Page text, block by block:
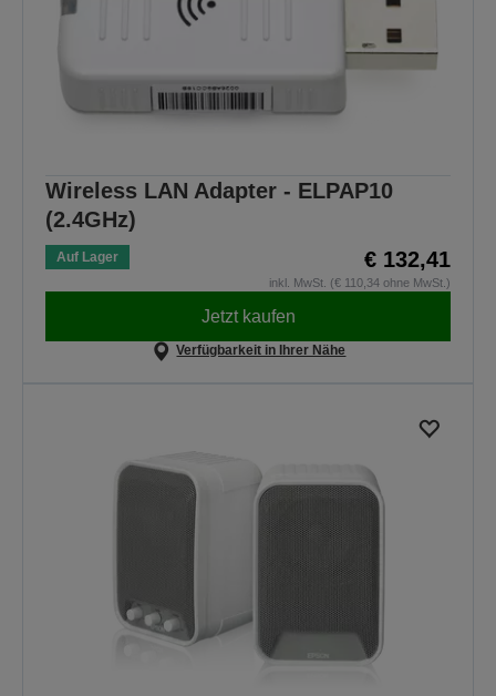
Wireless LAN Adapter - ELPAP10
(2.4GHz)
Auf Lager € 132,41
inkl. MwSt. (€ 110,34 ohne MwSt.)
Jetzt kaufen
Verfügbarkeit in Ihrer Nähe